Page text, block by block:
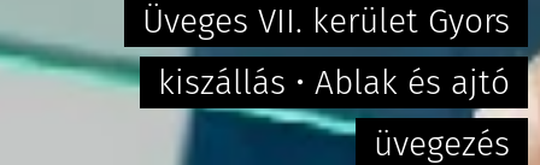
Üveges VII. kerület Gyors
kiszállás • Ablak és ajtó
üvegezés